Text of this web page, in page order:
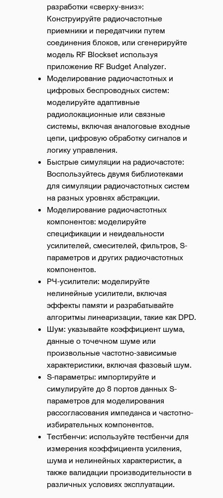
разработки «сверху-вниз»:
Конструируйте радиочастотные
приемники и передатчики путем
соединения блоков, или сгенерируйте
модель RF Blockset используя
приложение RF Budget Analyzer.
Моделирование радиочастотных и
цифровых беспроводных систем:
моделируйте адаптивные
радиолокационные или связные
системы, включая аналоговые входные
цепи, цифровую обработку сигналов и
логику управления.
Быстрые симуляции на радиочастоте:
Воспользуйтесь двумя библиотеками
для симуляции радиочастотных систем
на разных уровнях абстракции.
Моделирование радиочастотных
компонентов: моделируйте
спецификации и неидеальности
усилителей, смесителей, фильтров, S-
параметров и других радиочастотных
компонентов.
РЧ-усилители: моделируйте
нелинейные усилители, включая
эффекты памяти и разрабатывайте
алгоритмы линеаризации, такие как DPD.
Шум: указывайте коэффициент шума,
данные о точечном шуме или
произвольные частотно-зависимые
характеристики, включая фазовый шум.
S-параметры: импортируйте и
симулируйте до 8 портов данных S-
параметров для моделирования
рассогласования импеданса и частотно-
избирательных компонентов.
Тестбенчи: используйте тестбенчи для
измерения коэффициента усиления,
шума и нелинейных характеристик, а
также валидации производительности в
различных условиях эксплуатации.